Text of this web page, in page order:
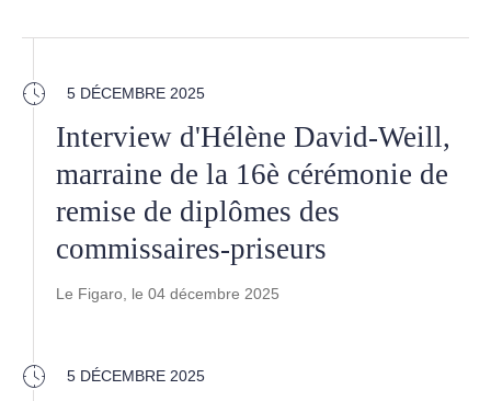
5 DÉCEMBRE 2025
Interview d'Hélène David-Weill,
marraine de la 16è cérémonie de
remise de diplômes des
commissaires-priseurs
Le Figaro, le 04 décembre 2025
5 DÉCEMBRE 2025